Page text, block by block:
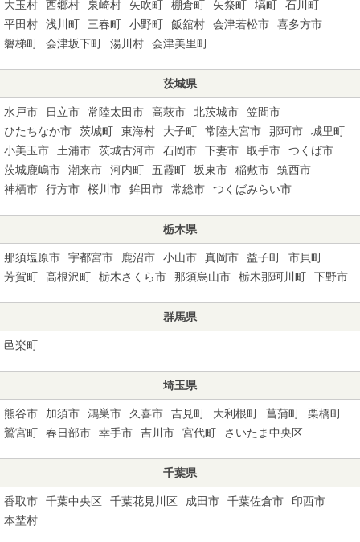
大玉村 西郷村 泉崎村 矢吹町 棚倉町 矢祭町 塙町
石川町
平田村
浅川町 三春町 小野町 飯舘村 会津若松市
喜多方市
磐梯町
会津坂下町 湯川村 会津美里町
茨城県
水戸市 日立市 常陸太田市 高萩市 北茨城市
笠間市
ひたちなか市
茨城町 東海村 大子町 常陸大宮市 那珂市
城里町
小美玉市
土浦市 茨城古河市 石岡市 下妻市 取手市
つくば市
茨城鹿嶋市
潮来市 河内町 五霞町 坂東市 稲敷市
筑西市
神栖市
行方市 桜川市 鉾田市 常総市 つくばみらい市
栃木県
那須塩原市 宇都宮市 鹿沼市 小山市 真岡市 益子町
市貝町
芳賀町
高根沢町 栃木さくら市 那須烏山市 栃木那珂川町 下野市
群馬県
邑楽町
埼玉県
熊谷市 加須市 鴻巣市 久喜市 吉見町 大利根町 菖蒲町
栗橋町
鷲宮町
春日部市 幸手市 吉川市 宮代町 さいたま中央区
千葉県
香取市 千葉中央区 千葉花見川区 成田市 千葉佐倉市
印西市
本埜村